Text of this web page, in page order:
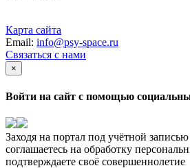
Карта сайта
Email: info@psy-space.ru
Связаться с нами
×
Войти на сайт с помощью
Заходя на портал под учётной
соглашаетесь на обработку
подтверждаете своё совершеннолетие